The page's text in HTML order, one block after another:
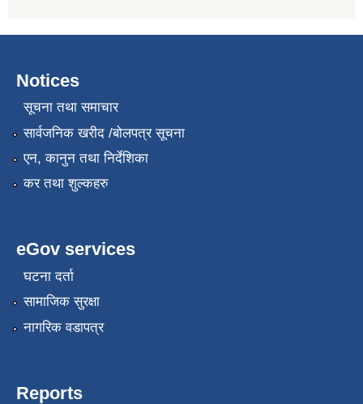
Notices
सूचना तथा समाचार
सार्वजनिक खरीद /बोलपत्र सूचना
एन, कानुन तथा निर्देशिका
कर तथा शुल्कहरु
eGov services
घटना दर्ता
सामाजिक सुरक्षा
नागरिक वडापत्र
Reports